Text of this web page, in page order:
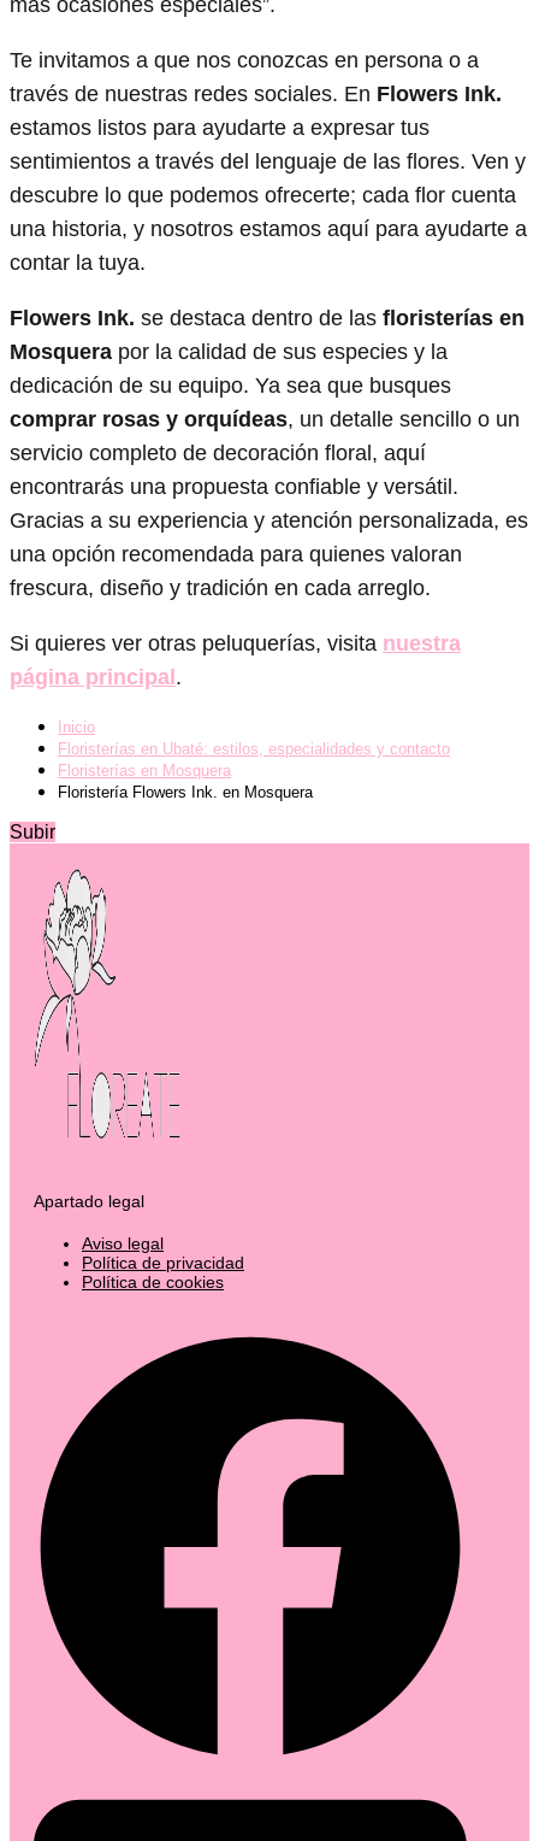
Te invitamos a que nos conozcas en persona o a
través de nuestras redes sociales. En Flowers Ink.
estamos listos para ayudarte a expresar tus
sentimientos a través del lenguaje de las flores. Ven y
descubre lo que podemos ofrecerte; cada flor cuenta
una historia, y nosotros estamos aquí para ayudarte a
contar la tuya.
Flowers Ink. se destaca dentro de las floristerías en
Mosquera por la calidad de sus especies y la
dedicación de su equipo. Ya sea que busques
comprar rosas y orquídeas, un detalle sencillo o un
servicio completo de decoración floral, aquí
encontrarás una propuesta confiable y versátil.
Gracias a su experiencia y atención personalizada, es
una opción recomendada para quienes valoran
frescura, diseño y tradición en cada arreglo.
Si quieres ver otras peluquerías, visita nuestra
página principal.
Inicio
Floristerías en Ubaté: estilos, especialidades y contacto
Floristerías en Mosquera
Floristería Flowers Ink. en Mosquera
Subir
Apartado legal
Aviso legal
Política de privacidad
Política de cookies